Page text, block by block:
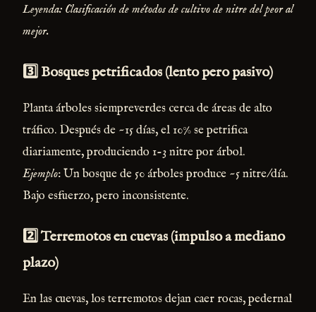
Leyenda: Clasificación de métodos de cultivo de nitre del peor al
mejor.
3️⃣ Bosques petrificados (lento pero pasivo)
Planta árboles siempreverdes cerca de áreas de alto
tráfico. Después de ~15 días, el 10% se petrifica
diariamente, produciendo 1-3 nitre por árbol.
Ejemplo: Un bosque de 50 árboles produce ~5 nitre/día.
Bajo esfuerzo, pero inconsistente.
2️⃣ Terremotos en cuevas (impulso a mediano
plazo)
En las cuevas, los terremotos dejan caer rocas, pedernal